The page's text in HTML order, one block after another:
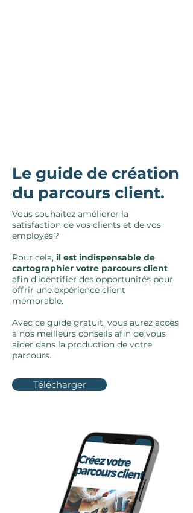
Le guide de création
du parcours client.
Vous souhaitez améliorer la
satisfaction de vos clients et de vos
employés ?
Pour cela, il est indispensable de
cartographier votre parcours client
afin d’identifier des opportunités pour
offrir une expérience client
mémorable.
Avec ce guide gratuit, vous aurez accès
à nos meilleurs conseils afin de vous
aider dans la production de votre
parcours.
Télécharger